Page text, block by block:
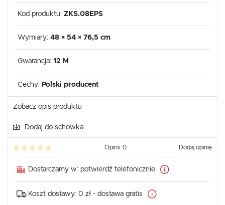
Kod produktu: ZKS.08EPS
Wymiary: 48 × 54 × 76,5 cm
Gwarancja: 12 M
Cechy: Polski producent
Zobacz opis produktu
Dodaj do schowka
Opinii: 0 Dodaj opinię
Dostarczamy w: potwierdź telefonicznie
Koszt dostawy: 0 zł - dostawa gratis